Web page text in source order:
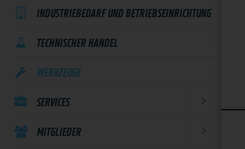
INDUSTRIEBEDARF UND BETRIEBSEINRICHTUNG
TECHNISCHER HANDEL
WERKZEUGE
SERVICES
MITGLIEDER